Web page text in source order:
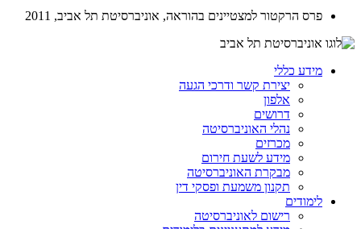
פרס הרקטור למצטיינים בהוראה, אוניברסיטת תל אביב, 2011
מידע כללי
יצירת קשר ודרכי הגעה
אלפון
דרושים
נהלי האוניברסיטה
מכרזים
מידע לשעת חירום
מבקרת האוניברסיטה
תקנון משמעת ופסקי דין
לימודים
רישום לאוניברסיטה